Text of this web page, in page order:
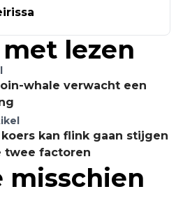
lezen
whale verwacht een
kan flink gaan stijgen
twee factoren
misschien